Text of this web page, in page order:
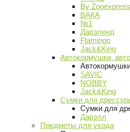
By Zooexpress
ВАКА
№1
Дарэленд
Flamingo
Jack&King
Автокормушки,
SAVIC
NOBBY
Jack&King
Сумки для
Сумки для
Дарэлл
Предметы для ухода